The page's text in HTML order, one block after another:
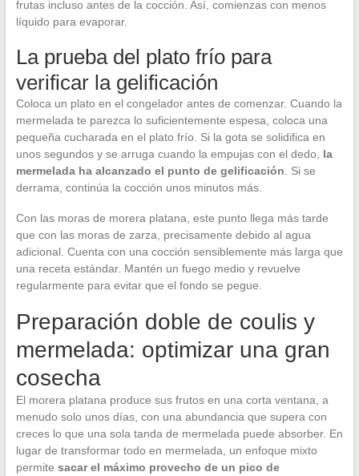
frutas incluso antes de la cocción. Así, comienzas con menos
líquido para evaporar.
La prueba del plato frío para
verificar la gelificación
Coloca un plato en el congelador antes de comenzar. Cuando la
mermelada te parezca lo suficientemente espesa, coloca una
pequeña cucharada en el plato frío. Si la gota se solidifica en
unos segundos y se arruga cuando la empujas con el dedo, la
mermelada ha alcanzado el punto de gelificación . Si se
derrama, continúa la cocción unos minutos más.
Con las moras de morera platana, este punto llega más tarde
que con las moras de zarza, precisamente debido al agua
adicional. Cuenta con una cocción sensiblemente más larga que
una receta estándar. Mantén un fuego medio y revuelve
regularmente para evitar que el fondo se pegue.
Preparación doble de coulis y
mermelada: optimizar una gran
cosecha
El morera platana produce sus frutos en una corta ventana, a
menudo solo unos días, con una abundancia que supera con
creces lo que una sola tanda de mermelada puede absorber. En
lugar de transformar todo en mermelada, un enfoque mixto
permite sacar el máximo provecho de un pico de